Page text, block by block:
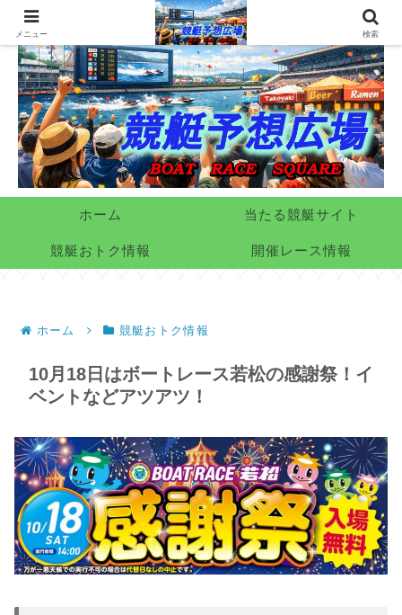
ホーム 当たる競艇サイト
競艇おトク情報 開催レース情報
ホーム 競艇おトク情報
10月18日はボートレース若松の感謝祭！イ
ベントなどアツアツ！
メニュー 検索